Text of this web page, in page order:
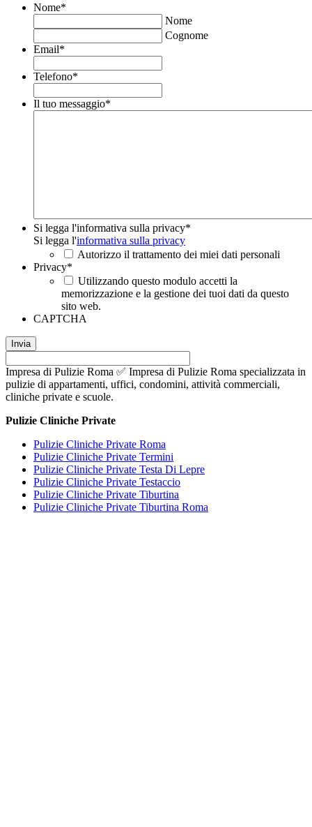
Nome*
Nome
Cognome
Email*
Telefono*
Il tuo messaggio*
Si legga l'informativa sulla privacy*
Si legga l'informativa sulla privacy
Autorizzo il trattamento dei miei dati personali
Privacy*
Utilizzando questo modulo accetti la
memorizzazione e la gestione dei tuoi dati da questo
sito web.
CAPTCHA
Impresa di Pulizie Roma ✅ Impresa di Pulizie Roma specializzata in
pulizie di appartamenti, uffici, condomini, attività commerciali,
cliniche private e scuole.
Pulizie Cliniche Private
Pulizie Cliniche Private Roma
Pulizie Cliniche Private Termini
Pulizie Cliniche Private Testa Di Lepre
Pulizie Cliniche Private Testaccio
Pulizie Cliniche Private Tiburtina
Pulizie Cliniche Private Tiburtina Roma